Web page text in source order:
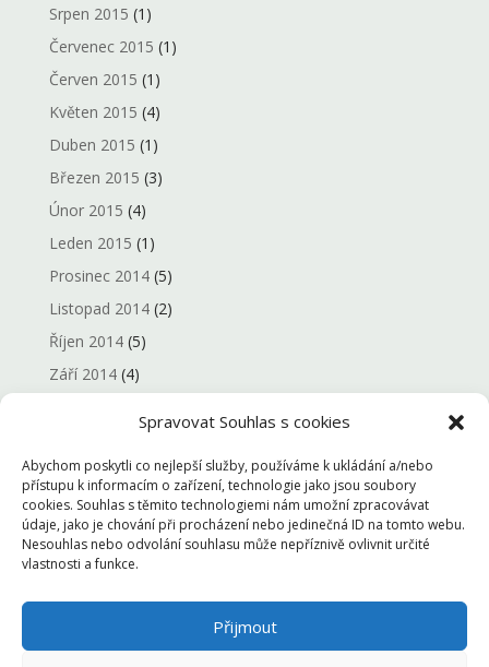
Spravovat Souhlas s cookies
Abychom poskytli co nejlepší služby, používáme k ukládání a/nebo
přístupu k informacím o zařízení, technologie jako jsou soubory
cookies. Souhlas s těmito technologiemi nám umožní zpracovávat
údaje, jako je chování při procházení nebo jedinečná ID na tomto webu.
Nesouhlas nebo odvolání souhlasu může nepříznivě ovlivnit určité
vlastnosti a funkce.
Přijmout
Srpen 2015 (1)
Červenec 2015 (1)
Červen 2015 (1)
Květen 2015 (4)
Duben 2015 (1)
Březen 2015 (3)
Únor 2015 (4)
Leden 2015 (1)
Prosinec 2014(5)
Listopad 2014(2)
Říjen 2014(5)
Září 2014(4)
(3)
Květen 2014(4)
Duben 2014(7)
Březen 2014(2)
Únor 2014(1)
Leden 2014(4)